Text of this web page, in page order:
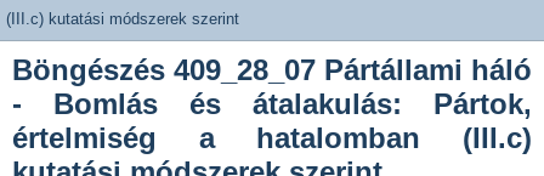
(III.c) kutatási módszerek szerint
Böngészés 409_28_07 Pártállami háló
- Bomlás és átalakulás: Pártok,
értelmiség a hatalomban (III.c)